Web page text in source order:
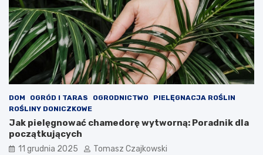
DOM OGRÓD I TARAS OGRODNICTWO
PIELĘGNACJA ROŚLIN
ROŚLINY DONICZKOWE
Jak pielęgnować chamedorę wytworną: Poradnik dla
początkujących
11 grudnia 2025 Tomasz Czajkowski